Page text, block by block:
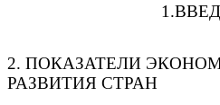
2. ПОКАЗАТЕЛИ
РАЗВИТИЯ